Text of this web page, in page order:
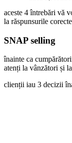
aceste 4 întrebări vă
la răspunsurile
SNAP selling
înainte ca
atenți la vânzători și
clienții iau 3 decizii